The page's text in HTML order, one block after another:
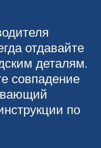
отдавайте
деталям.
совпадение
по